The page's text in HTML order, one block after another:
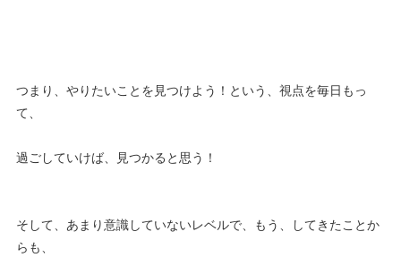
つまり、やりたいことを見つけよう！という、視点を毎日もっ
て、
過ごしていけば、見つかると思う！
そして、あまり意識していないレベルで、もう、してきたことか
らも、